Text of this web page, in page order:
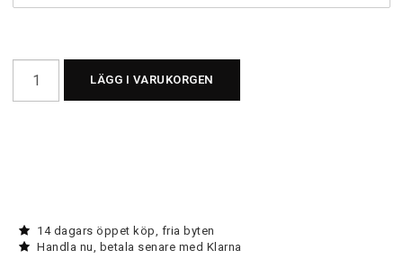
LÄGG I VARUKORGEN
14 dagars öppet köp, fria byten
Handla nu, betala senare med Klarna